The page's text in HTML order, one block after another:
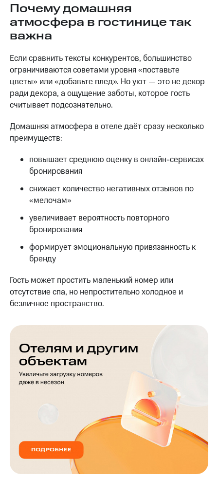
Почему домашняя
атмосфера в гостинице так
важна
Если сравнить тексты конкурентов, большинство
ограничиваются советами уровня «поставьте
цветы» или «добавьте плед». Но уют — это не декор
ради декора, а ощущение заботы, которое гость
считывает подсознательно.
Домашняя атмосфера в отеле даёт сразу несколько
преимуществ:
повышает среднюю оценку в онлайн-сервисах
бронирования
снижает количество негативных отзывов по
«мелочам»
увеличивает вероятность повторного
бронирования
формирует эмоциональную привязанность к
бренду
Гость может простить маленький номер или
отсутствие спа, но непростительно холодное и
безличное пространство.